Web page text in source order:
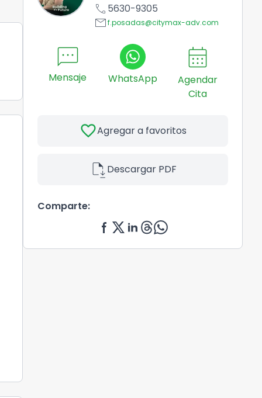
call 5630-9305
emailf.posadas@citymax-adv.com
sms
Mensaje WhatsApp
calendar_month
Agendar
Cita
favoriteAgregar a favoritos
file_saveDescargar PDF
Comparte: